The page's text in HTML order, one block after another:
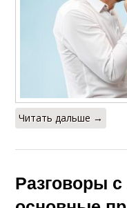
Читать дальше →
Разговоры